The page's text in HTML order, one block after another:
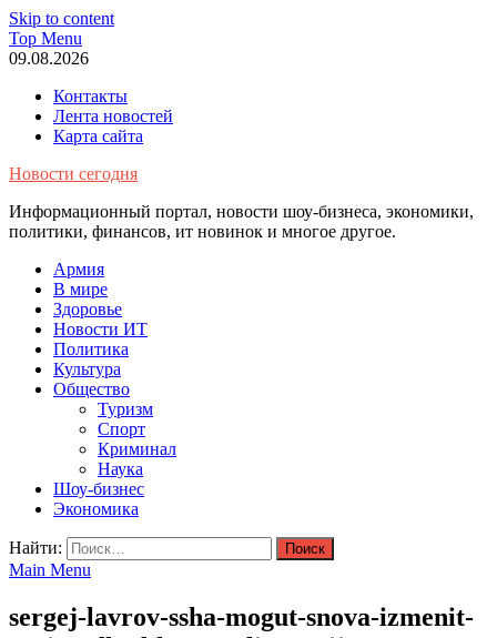
Skip to content
Top Menu
09.08.2026
Контакты
Лента новостей
Карта сайта
Новости сегодня
Информационный портал, новости шоу-бизнеса, экономики,
политики, финансов, ит новинок и многое другое.
Армия
В мире
Здоровье
Новости ИТ
Политика
Культура
Общество
Туризм
Спорт
Криминал
Наука
Шоу-бизнес
Экономика
Найти:
Main Menu
sergej-lavrov-ssha-mogut-snova-izmenit-